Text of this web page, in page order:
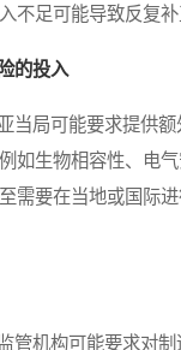
不足可能导致反复
的投入
局可能要求提供额
如生物相容性、电
需要在当地或国际
机构可能要求对制